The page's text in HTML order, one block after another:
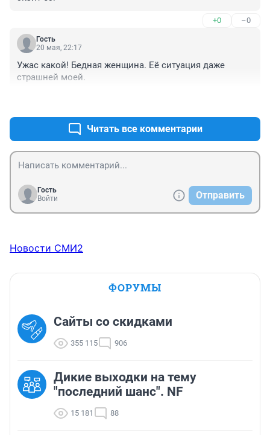
+0 –0
Гость
20 мая, 22:17
Ужас какой! Бедная женщина. Её ситуация даже
страшней моей.
Читать все комментарии
Гость
Войти
Отправить
Новости СМИ2
ФОРУМЫ
Сайты со скидками
355 115 906
Дикие выходки на тему
"последний шанс". NF
15 181 88